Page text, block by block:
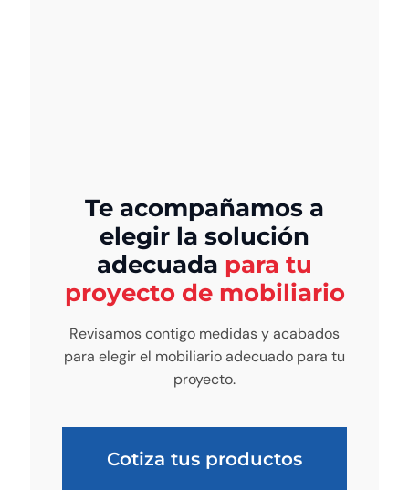
Te acompañamos a
elegir la solución
adecuada para tu
proyecto de mobiliario
Revisamos contigo medidas y acabados
para elegir el mobiliario adecuado para tu
proyecto.
Cotiza tus productos